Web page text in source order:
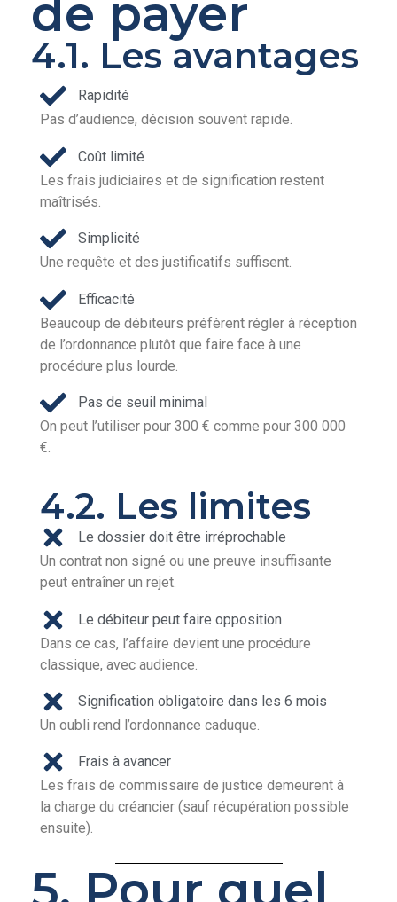
de payer
4.1. Les avantages
Rapidité
Pas d’audience, décision souvent rapide.
Coût limité
Les frais judiciaires et de signification restent
maîtrisés.
Simplicité
Une requête et des justificatifs suffisent.
Efficacité
Beaucoup de débiteurs préfèrent régler à réception
de l’ordonnance plutôt que faire face à une
procédure plus lourde.
Pas de seuil minimal
On peut l’utiliser pour 300 € comme pour 300 000
€.
4.2. Les limites
Le dossier doit être irréprochable
Un contrat non signé ou une preuve insuffisante
peut entraîner un rejet.
Le débiteur peut faire opposition
Dans ce cas, l’affaire devient une procédure
classique, avec audience.
Signification obligatoire dans les 6 mois
Un oubli rend l’ordonnance caduque.
Frais à avancer
Les frais de commissaire de justice demeurent à
la charge du créancier (sauf récupération possible
ensuite).
5. Pour quel